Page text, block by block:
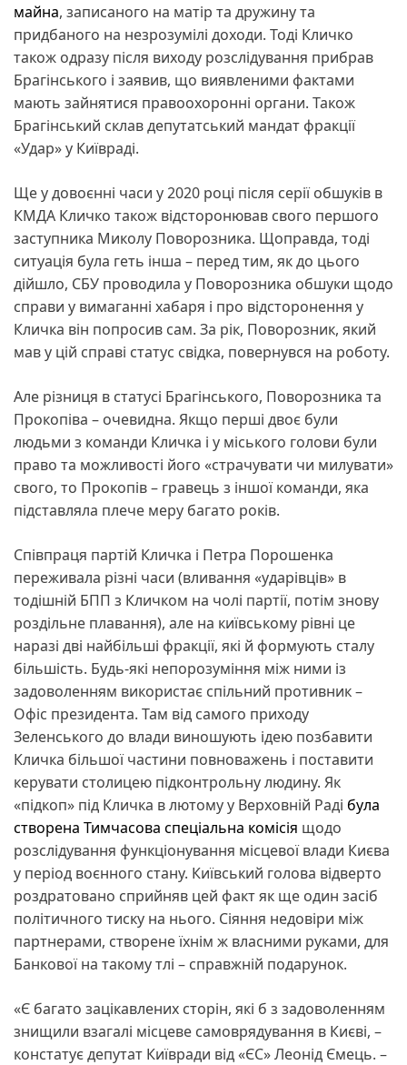
майна, записаного на матір та дружину та
придбаного на незрозумілі доходи. Тоді Кличко
також одразу після виходу розслідування прибрав
Брагінського і заявив, що виявленими фактами
мають зайнятися правоохоронні органи. Також
Брагінський склав депутатський мандат фракції
«Удар» у Київраді.
Ще у довоєнні часи у 2020 році після серії обшуків в
КМДА Кличко також відсторонював свого першого
заступника Миколу Поворозника. Щоправда, тоді
ситуація була геть інша – перед тим, як до цього
дійшло, СБУ проводила у Поворозника обшуки щодо
справи у вимаганні хабаря і про відсторонення у
Кличка він попросив сам. За рік, Поворозник, який
мав у цій справі статус свідка, повернувся на роботу.
Але різниця в статусі Брагінського, Поворозника та
Прокопіва – очевидна. Якщо перші двоє були
людьми з команди Кличка і у міського голови були
право та можливості його «страчувати чи милувати»
свого, то Прокопів – гравець з іншої команди, яка
підставляла плече меру багато років.
Співпраця партій Кличка і Петра Порошенка
переживала різні часи (вливання «ударівців» в
тодішній БПП з Кличком на чолі партії, потім знову
роздільне плавання), але на київському рівні це
наразі дві найбільші фракції, які й формують сталу
більшість. Будь-які непорозуміння між ними із
задоволенням використає спільний противник –
Офіс президента. Там від самого приходу
Зеленського до влади виношують ідею позбавити
Кличка більшої частини повноважень і поставити
керувати столицею підконтрольну людину. Як
«підкоп» під Кличка в лютому у Верховній Раді була
створена Тимчасова спеціальна комісія щодо
розслідування функціонування місцевої влади Києва
у період воєнного стану. Київський голова відверто
роздратовано сприйняв цей факт як ще один засіб
політичного тиску на нього. Сіяння недовіри між
партнерами, створене їхнім ж власними руками, для
Банкової на такому тлі – справжній подарунок.
«Є багато зацікавлених сторін, які б з задоволенням
знищили взагалі місцеве самоврядування в Києві, –
констатує депутат Київради від «ЄС» Леонід Ємець. –